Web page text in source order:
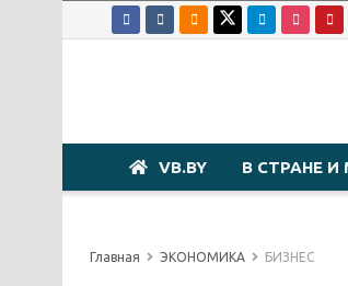
VB.BY В СТРАНЕ И
Главная ЭКОНОМИКА БИЗНЕС